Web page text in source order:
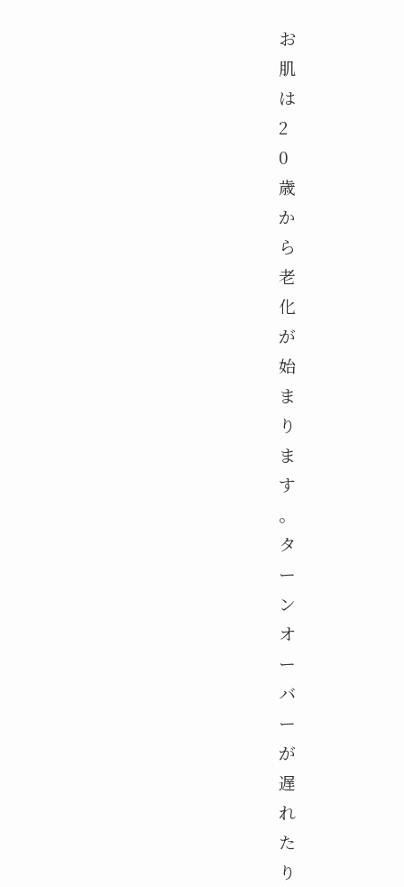
お
肌
は
2
0
歳
か
ら
老
化
が
始
ま
り
ま
す
。
タ
ー
ン
オ
ー
バ
ー
が
遅
れ
た
り